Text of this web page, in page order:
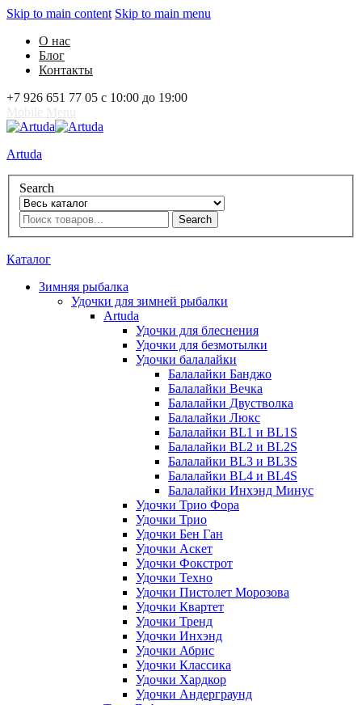
Skip to main content Skip to main menu
О нас
Блог
Контакты
+7 926 651 77 05 с 10:00 до 19:00
Artuda
Search
Search
Каталог
Зимняя рыбалка
Удочки для зимней рыбалки
Artuda
Удочки для блеснения
Удочки для безмотылки
Удочки балалайки
Балалайки Банджо
Балалайки Вечка
Балалайки Двустволка
Балалайки Люкс
Балалайки BL1 и BL1S
Балалайки BL2 и BL2S
Балалайки BL3 и BL3S
Балалайки BL4 и BL4S
Балалайки Инхэнд Минус
Удочки Трио Фора
Удочки Трио
Удочки Бен Ган
Удочки Аскет
Удочки Фокстрот
Удочки Техно
Удочки Пистолет Морозова
Удочки Квартет
Удочки Тренд
Удочки Инхэнд
Удочки Абрис
Удочки Классика
Удочки Хардкор
Удочки Андерграунд